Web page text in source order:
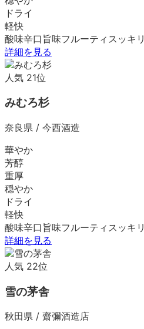
ドライ
軽快
酸味辛口 旨味フルーティ スッキリ
詳細を見る
人気 21位
みむろ杉
奈良県 / 今西酒造
華やか
芳醇
重厚
穏やか
ドライ
軽快
酸味辛口 旨味フルーティ スッキリ
詳細を見る
人気 22位
雪の茅舎
秋田県 / 齋彌酒造店